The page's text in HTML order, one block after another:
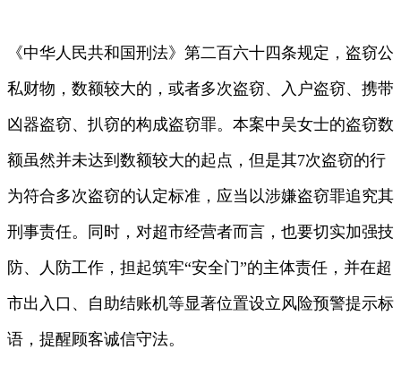
《中华人民共和国刑法》第二百六十四条规定，盗窃公
私财物，数额较大的，或者多次盗窃、入户盗窃、携带
凶器盗窃、扒窃的构成盗窃罪。本案中吴女士的盗窃数
额虽然并未达到数额较大的起点，但是其7次盗窃的行
为符合多次盗窃的认定标准，应当以涉嫌盗窃罪追究其
刑事责任。同时，对超市经营者而言，也要切实加强技
防、人防工作，担起筑牢“安全门”的主体责任，并在超
市出入口、自助结账机等显著位置设立风险预警提示标
语，提醒顾客诚信守法。